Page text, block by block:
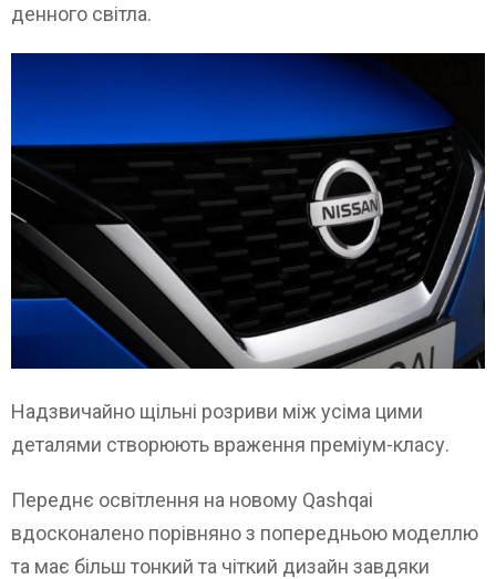
денного світла.
Надзвичайно щільні розриви між усіма цими
деталями створюють враження преміум-класу.
Переднє освітлення на новому Qashqai
вдосконалено порівняно з попередньою моделлю
та має більш тонкий та чіткий дизайн завдяки